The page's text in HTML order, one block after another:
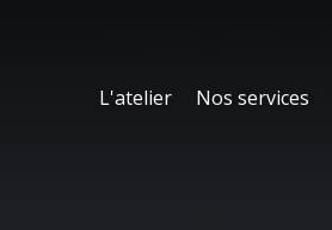
L'atelier Nos services